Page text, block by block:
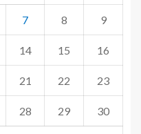
7 8 9
14 15 16
21 22 23
28 29 30